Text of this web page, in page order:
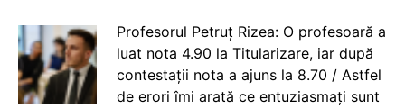
Profesorul Petruț Rizea: O profesoară a
luat nota 4.90 la Titularizare, iar după
contestații nota a ajuns la 8.70 / Astfel
de erori îmi arată ce entuziasmați sunt